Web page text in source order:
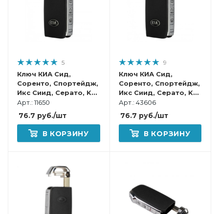
5
Ключ КИА Сид,
Соренто, Спортейдж,
Икс Сиид, Серато, K5,
Селтос смарт корпус
Арт.: 11650
76.7 руб./шт
В КОРЗИНУ
9
Ключ КИА Сид,
Соренто, Спортейдж,
Икс Сиид, Серато, K5,
Селтос, Стингер
смарт корпус
Арт.: 43606
76.7 руб./шт
В КОРЗИНУ